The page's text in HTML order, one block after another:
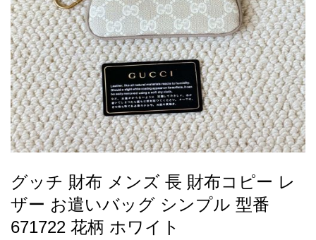
理
最
新
製
品
お
す
す
め
グッチ 財布 メンズ 長 財布コピー レ
ザー お遣いバッグ シンプル 型番
671722 花柄 ホワイト